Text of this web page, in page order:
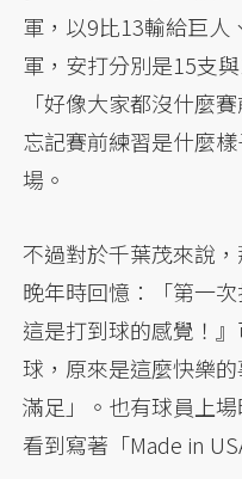
軍，以9比13輸給巨人
軍，安打分別是15支
「好像大家都沒什麼
忘記賽前練習是什麼
場。
不過對於千葉茂來說
晚年時回憶：「第一
這是打到球的感覺！
球，原來是這麼快樂
滿足」。也有球員上
看到寫著「Made in